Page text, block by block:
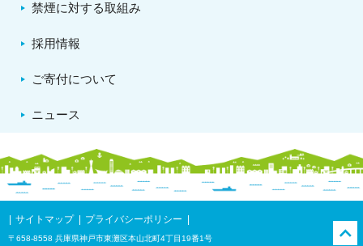
禁煙に対する取組み
採用情報
ご寄付について
ニュース
サイトマップ プライバシーポリシー
〒658-8558 兵庫県神戸市東灘区本山北町4丁目19番1号